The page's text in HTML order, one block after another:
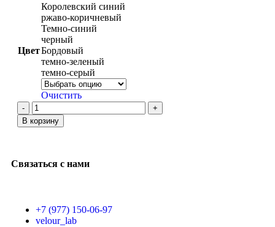
Цвет
Королевский синий
ржаво-коричневый
Темно-синий
черный
Бордовый
темно-зеленый
темно-серый
Очистить
В корзину
Связаться с нами
+7 (977) 150-06-97
velour_lab